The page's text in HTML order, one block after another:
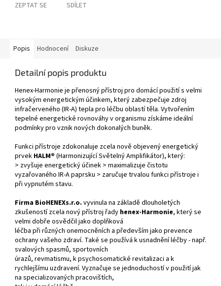
ZEPTAT SE SDÍLET
Popis Hodnocení Diskuze
Detailní popis produktu
Henex-Harmonie je přenosný přístroj pro domácí použití s velmi
vysokým energetickým účinkem, který zabezpečuje zdroj
infračerveného (IR-A) tepla pro léčbu oblastí těla. Vytvořením
tepelné energetické rovnováhy v organismu získáme ideální
podmínky pro vznik nových dokonalých buněk.
Funkci přístroje zdokonaluje zcela nově objevený energetický
prvek HALM® (Harmonizující Světelný Amplifikátor), který:
> zvyšuje energetický účinek > maximalizuje čistotu
vyzařovaného IR-A paprsku > zaručuje trvalou funkci přístroje i
při vypnutém stavu.
Firma BioHENEXs.r.o. vyvinula na základě dlouholetých
zkušeností zcela nový přístroj řady henex-Harmonie, který se
velmi dobře osvědčil jako doplňková
léčba při různých onemocněních a především jako prevence
ochrany vašeho zdraví. Také se používá k usnadnění léčby - např.
svalových spasmů, sportovních
úrazů, revmatismu, k psychosomatické revitalizaci a k
rychlejšímu uzdravení. Vyznačuje se jednoduchostí v použití jak
na specializovaných pracovištích,